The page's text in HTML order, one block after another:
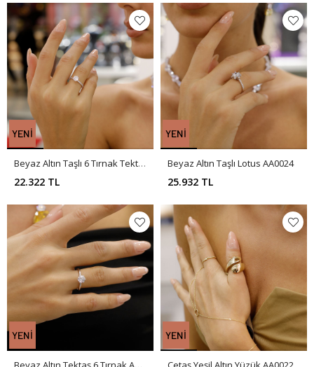
Beyaz Altın Taşlı 6 Tırnak Tektaş Yüzük AA0025
22.322 TL
Beyaz Altın Taşlı Lotus AA0024
25.932 TL